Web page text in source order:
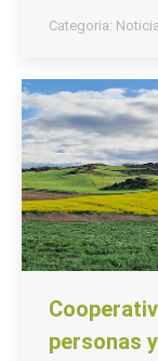
Categoria:
personas